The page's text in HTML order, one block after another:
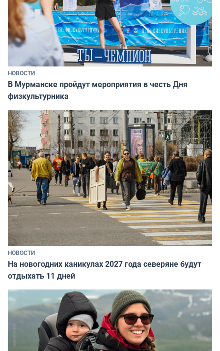
НОВОСТИ
В Мурманске пройдут мероприятия в честь Дня
физкультурника
НОВОСТИ
На новогодних каникулах 2027 года северяне будут
отдыхать 11 дней